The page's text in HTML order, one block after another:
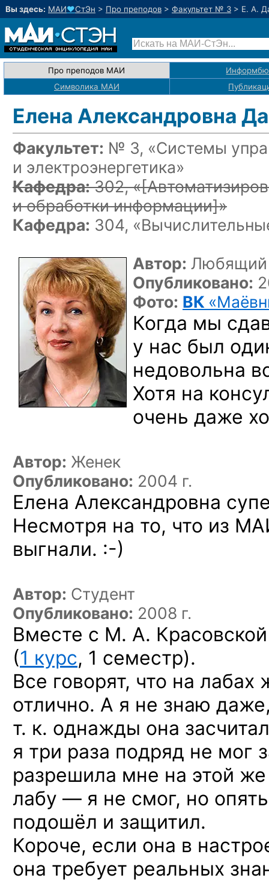
Вы здесь: МАИ♥СтЭн > Про преподов > Факультет № 3 > Е. А.
Про преподов МАИ
Символика МАИ
Елена Александровна
Факультет: № 3, «Системы
и электроэнергетика»
Кафедра:302, «
и обработки информации]»
Кафедра: 304,
Автор: Любящий
Опубликовано:
Фото: ВК
Когда мы
у нас был
недовольна
Хотя на
очень даже
Автор: Женек
Опубликовано: 2004 г.
Елена Александровна
Несмотря на то, что из
выгнали. :-)
Автор: Студент
Опубликовано: 2008 г.
Вместе с М. А.
(1 курс, 1 семестр).
Все говорят, что на лабах
отлично. А я не знаю
т. к. однажды она
я три раза подряд не мог
разрешила мне на этой
лабу — я не смог, но
подошёл и защитил.
Короче, если она в
она требует реальных